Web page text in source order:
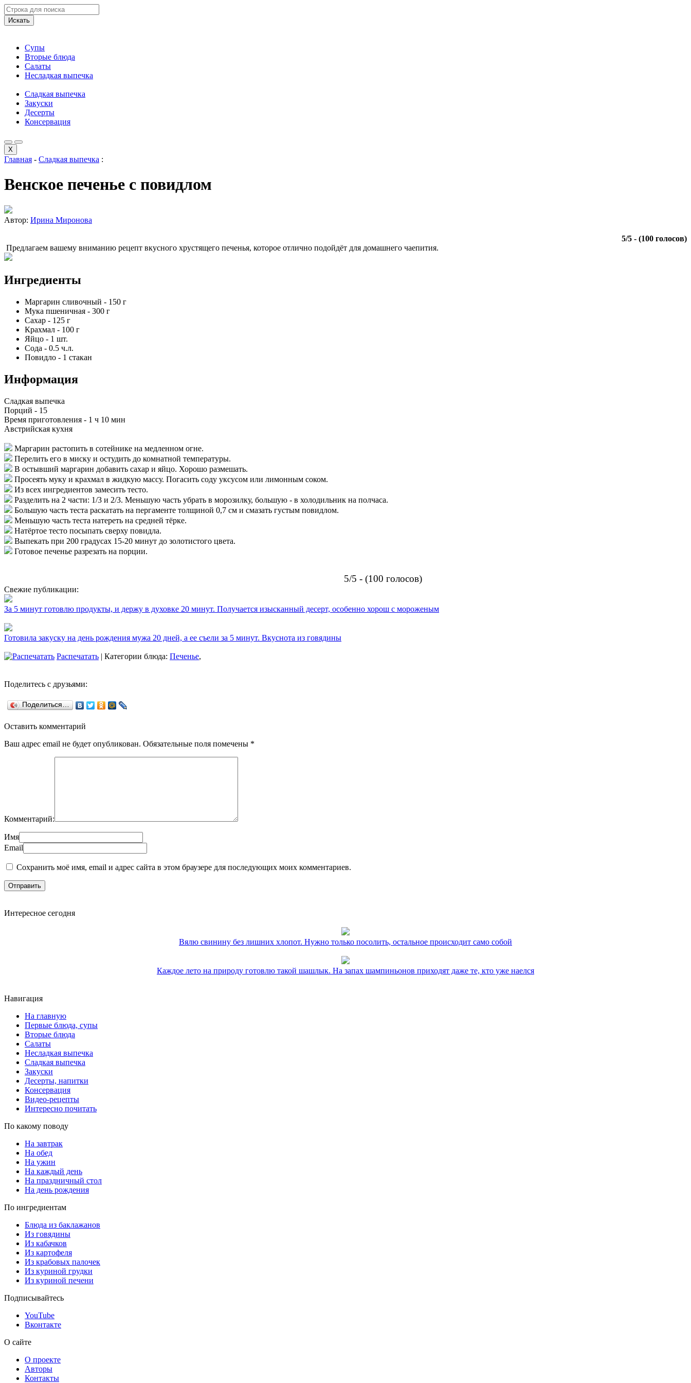
Искать
Супы
Вторые блюда
Салаты
Несладкая выпечка
Сладкая выпечка
Закуски
Десерты
Консервация
X
Главная - Сладкая выпечка :
Венское печенье с повидлом
Автор: Ирина Миронова
5/5 - (100 голосов)
Предлагаем вашему вниманию рецепт вкусного хрустящего печенья, которое отлично подойдёт для домашнего чаепития.
Ингредиенты
Маргарин сливочный - 150 г
Мука пшеничная - 300 г
Сахар - 125 г
Крахмал - 100 г
Яйцо - 1 шт.
Сода - 0.5 ч.л.
Повидло - 1 стакан
Информация
Сладкая выпечка
Порций - 15
Время приготовления - 1 ч 10 мин
Австрийская кухня
Маргарин растопить в сотейнике на медленном огне.
Перелить его в миску и остудить до комнатной температуры.
В остывший маргарин добавить сахар и яйцо. Хорошо размешать.
Просеять муку и крахмал в жидкую массу. Погасить соду уксусом или лимонным соком.
Из всех ингредиентов замесить тесто.
Разделить на 2 части: 1/3 и 2/3. Меньшую часть убрать в морозилку, большую - в холодильник на полчаса.
Большую часть теста раскатать на пергаменте толщиной 0,7 см и смазать густым повидлом.
Меньшую часть теста натереть на средней тёрке.
Натёртое тесто посыпать сверху повидла.
Выпекать при 200 градусах 15-20 минут до золотистого цвета.
Готовое печенье разрезать на порции.
5/5 - (100 голосов)
Свежие публикации:
За 5 минут готовлю продукты, и держу в духовке 20 минут. Получается изысканный десерт, особенно хорош с мороженым
Готовила закуску на день рождения мужа 20 дней, а ее съели за 5 минут. Вкуснота из говядины
Распечатать | Категории блюда: Печенье,
Поделитесь с друзьями:
Поделиться…
Оставить комментарий
Ваш адрес email не будет опубликован. Обязательные поля помечены *
Комментарий:
Имя
Email
Сохранить моё имя, email и адрес сайта в этом браузере для последующих моих комментариев.
Интересное сегодня
Вялю свинину без лишних хлопот. Нужно только посолить, остальное происходит само собой
Каждое лето на природу готовлю такой шашлык. На запах шампиньонов приходят даже те, кто уже наелся
Навигация
На главную
Первые блюда, супы
Вторые блюда
Салаты
Несладкая выпечка
Сладкая выпечка
Закуски
Десерты, напитки
Консервация
Видео-рецепты
Интересно почитать
По какому поводу
На завтрак
На обед
На ужин
На каждый день
На праздничный стол
На день рождения
По ингредиентам
Блюда из баклажанов
Из говядины
Из кабачков
Из картофеля
Из крабовых палочек
Из куриной грудки
Из куриной печени
Подписывайтесь
YouTube
Вконтакте
О сайте
О проекте
Авторы
Контакты